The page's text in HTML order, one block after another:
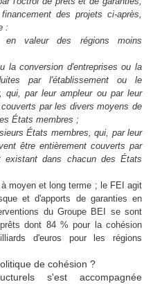
des projets ci-après,
:
valeur des régions moins
la conversion d'entreprises ou la
par l'établissement ou le
qui, par leur ampleur ou par leur
par les divers moyens de
États membres ;
États membres, qui, par leur
être entièrement couverts par
existant dans chacun des États
moyen et long terme ; le FEI agit
et d'apports de garanties en
du Groupe BEI se sont
dont 84 % pour la cohésion
d'euros pour les régions
de cohésion ?
s'est accompagnée